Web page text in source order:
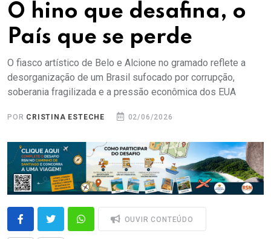
O hino que desafina, o
País que se perde
O fiasco artístico de Belo e Alcione no gramado reflete a
desorganização de um Brasil sufocado por corrupção,
soberania fragilizada e a pressão econômica dos EUA
POR CRISTINA ESTECHE 02/06/2026
OUVIR CONTEÚDO